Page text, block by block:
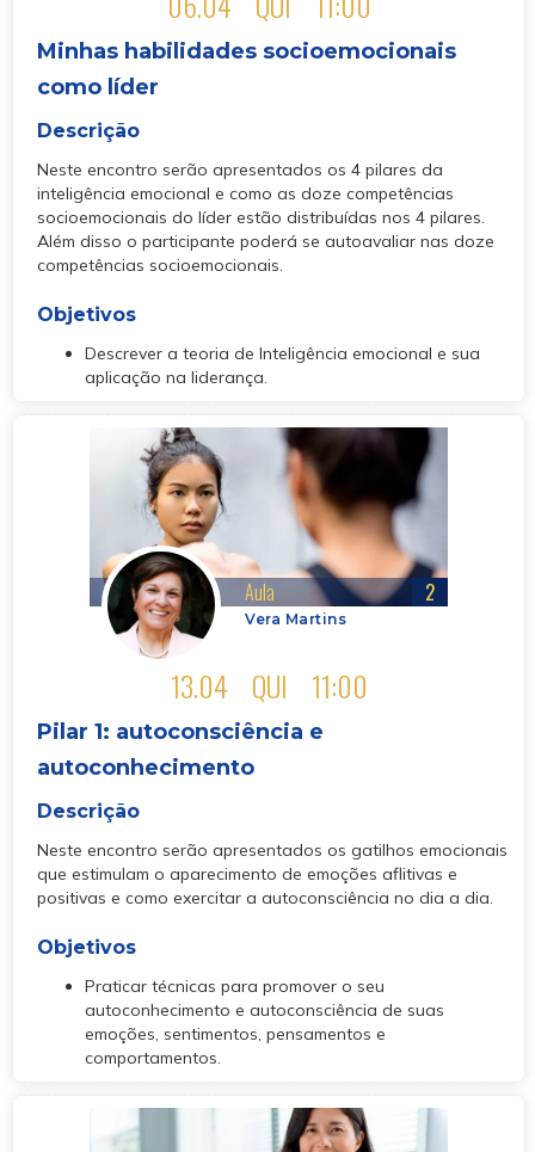
Minhas habilidades socioemocionais
como líder
Descrição
Neste encontro serão apresentados os 4 pilares da
inteligência emocional e como as doze competências
socioemocionais do líder estão distribuídas nos 4 pilares.
Além disso o participante poderá se autoavaliar nas doze
competências socioemocionais.
Objetivos
Descrever a teoria de Inteligência emocional e sua
aplicação na liderança.
Aula 2
13.04 QUI 11:00
Vera Martins
Pilar 1: autoconsciência e
autoconhecimento
Descrição
Neste encontro serão apresentados os gatilhos emocionais
que estimulam o aparecimento de emoções aflitivas e
positivas e como exercitar a autoconsciência no dia a dia.
Objetivos
Praticar técnicas para promover o seu
autoconhecimento e autoconsciência de suas
emoções, sentimentos, pensamentos e
comportamentos.